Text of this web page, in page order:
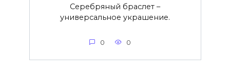
Серебряный браслет –
универсальное украшение.
0 0